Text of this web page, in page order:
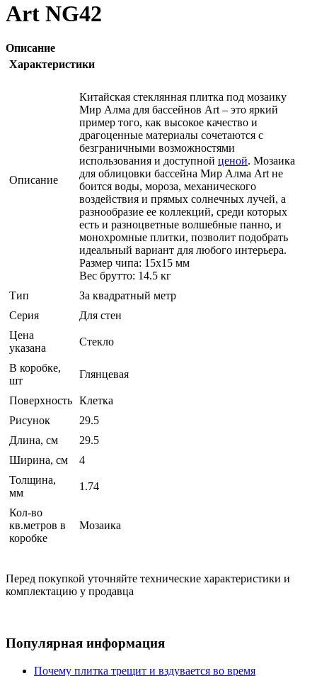
Аrt NG42
Описание
Характеристики
Описание
Китайская стеклянная плитка под мозаику
Мир Алма для бассейнов Art – это яркий
пример того, как высокое качество и
драгоценные материалы сочетаются с
безграничными возможностями
использования и доступной ценой. Мозаика
для облицовки бассейна Мир Алма Art не
боится воды, мороза, механического
воздействия и прямых солнечных лучей, а
разнообразие ее коллекций, среди которых
есть и разноцветные волшебные панно, и
монохромные плитки, позволит подобрать
идеальный вариант для любого интерьера.
Размер чипа: 15x15 мм
Вес брутто: 14.5 кг
Тип
За квадратный метр
Серия
Для стен
Цена
указана
Стекло
В коробке,
шт
Глянцевая
Поверхность Клетка
Рисунок
29.5
Длина, см
29.5
Ширина, см
4
Толщина,
мм
1.74
Кол-во
кв.метров в
коробке
Мозаика
Перед покупкой уточняйте технические характеристики и
комплектацию у продавца
Популярная информация
Почему плитка трещит и вздувается во время